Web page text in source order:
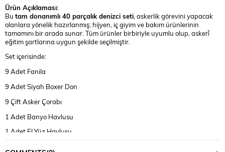
Ürün Açıklaması:
Bu tam donanımlı 40 parçalık denizci seti , askerlik görevini yapacak
olanlara yönelik hazırlanmış; hijyen, iç giyim ve bakım ürünlerinin
tamamını bir arada sunar. Tüm ürünler birbiriyle uyumlu olup, askerî
eğitim şartlarına uygun şekilde seçilmiştir.
Set içerisinde:
9 Adet Fanila
9 Adet Siyah Boxer Don
9 Çift Asker Çorabı
1 Adet Banyo Havlusu
1 Adet El Yüz Havlusu